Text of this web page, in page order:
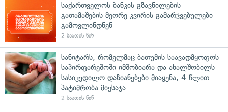
საქართველოს ბანკის გზავნილების
გათამაშების მეორე კვირის გამარჯვებულები
გამოვლინდნენ
2 საათის წინ
სანიტარს, რომელმაც ბათუმის საავადმყოფოს
საპირფარეშოში იმშობიარა და ახალშობილს
სასიკვდილო დაზიანებები მიაყენა, 4 წლით
პატიმრობა მიესაჯა
2 საათის წინ